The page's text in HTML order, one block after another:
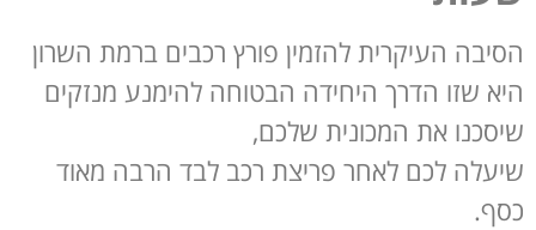
הסיבה העיקרית להזמין פורץ רכבים ברמת השרון
היא שזו הדרך היחידה הבטוחה להימנע מנזקים
שיסכנו את המכונית שלכם,
שיעלה לכם לאחר פריצת רכב לבד הרבה מאוד
כסף.